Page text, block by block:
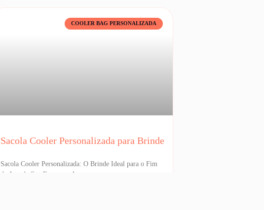
COOLER BAG PERSONALIZADA
Sacola Cooler Personalizada para Brinde
Sacola Cooler Personalizada: O Brinde Ideal para o Fim
de Ano da Sua Empresa A